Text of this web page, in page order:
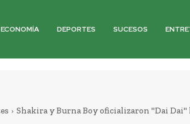
ECONOMÍA DEPORTES SUCESOS
Shakira y Burna Boy oficializaron "Dai